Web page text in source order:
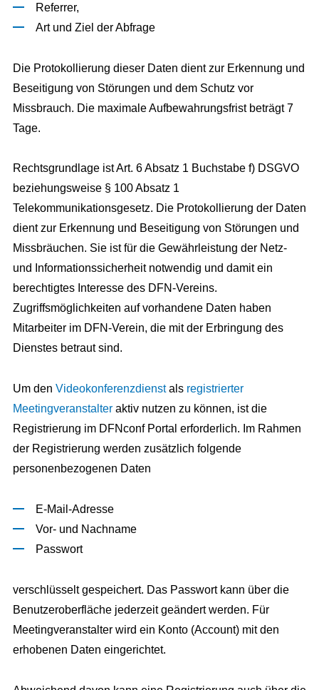
Referrer,
Art und Ziel der Abfrage
Die Protokollierung dieser Daten dient zur Erkennung und
Beseitigung von Störungen und dem Schutz vor
Missbrauch. Die maximale Aufbewahrungsfrist beträgt 7
Tage.
Rechtsgrundlage ist Art. 6 Absatz 1 Buchstabe f) DSGVO
beziehungsweise § 100 Absatz 1
Telekommunikationsgesetz. Die Protokollierung der Daten
dient zur Erkennung und Beseitigung von Störungen und
Missbräuchen. Sie ist für die Gewährleistung der Netz-
und Informationssicherheit notwendig und damit ein
berechtigtes Interesse des DFN-Vereins.
Zugriffsmöglichkeiten auf vorhandene Daten haben
Mitarbeiter im DFN-Verein, die mit der Erbringung des
Dienstes betraut sind.
Um den Videokonferenzdienstals registrierter
Meetingveranstalteraktiv nutzen zu können, ist die
Registrierung im DFNconf Portal erforderlich. Im Rahmen
der Registrierung werden zusätzlich folgende
personenbezogenen Daten
E-Mail-Adresse
Vor- und Nachname
Passwort
verschlüsselt gespeichert. Das Passwort kann über die
Benutzeroberfläche jederzeit geändert werden. Für
Meetingveranstalter wird ein Konto (Account) mit den
erhobenen Daten eingerichtet.